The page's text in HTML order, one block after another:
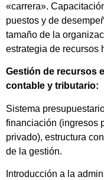
«carrera».
puestos y de
tamaño de la
estrategia de recursos
Gestión de recursos
contable y tributario:
Sistema
financiación (ingresos
privado), estructura
de la gestión.
Introducción a la